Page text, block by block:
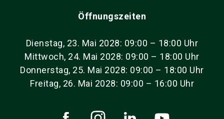
Öffnungszeiten
Dienstag, 23. Mai 2028: 09:00 – 18:00 Uhr
Mittwoch, 24. Mai 2028: 09:00 – 18:00 Uhr
Donnerstag, 25. Mai 2028: 09:00 – 18:00 Uhr
Freitag, 26. Mai 2028: 09:00 – 16:00 Uhr